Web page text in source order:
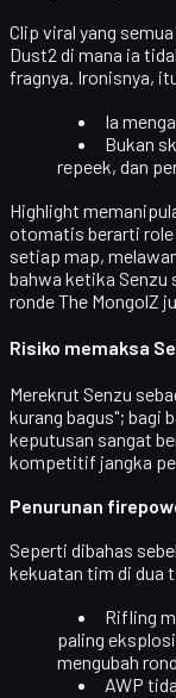
Clip viral yang
Dust2 di mana ia
fragnya. Ironisnya,
Ia
Bukan
repeek, dan
Highlight
otomatis berarti
setiap map,
bahwa ketika Senzu
ronde The MongolZ
Risiko memaksa
Merekrut Senzu
kurang bagus"; bagi
keputusan sangat
kompetitif jangka
Penurunan
Seperti dibahas
kekuatan tim di dua
Rifling
paling
mengubah
AWP